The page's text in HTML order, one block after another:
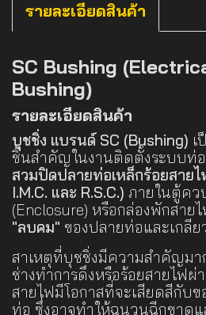
รายละเอียดสินค้า
SC Bushing
Bushing)
รายละเอียดสินค้า
บุชชิ่ง แบรนด์ SC (Bushing)
ชิ้นสำคัญในงานติดตั้งระบบท่
สวมปิดปลายท่อเหล็กร้อยสาย
I.M.C. และ R.S.C.) ภายในตู้ค
(Enclosure) หรือกล่องพักสาย
"ลบคม" ของปลายท่อและเกลีย
สาเหตุที่บุชชิ่งมีความสำคัญมา
ช่างทำการดึงหรือร้อยสายไฟ
สายไฟมีโอกาสที่จะเสียดสีกับ
ท่อ ซึ่งอาจทำให้ฉนวนฉีกขาดแ